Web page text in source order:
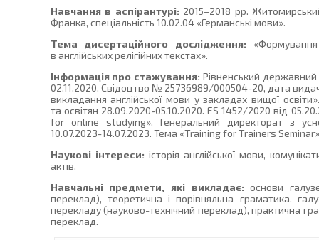
Навчання в аспірантурі: 2015–2018 рр.
Франка, спеціальність 10.02.04 «Германські мови».
Тема дисертаційного дослідження: «Формування
в англійських релігійних текстах».
Інформація про стажування: Рівненський державний
02.11.2020. Свідоцтво № 25736989/000504-20, дата
викладання англійської мови у закладах вищої
та освітян 28.09.2020-05.10.2020. ES 1452/2020 від
for online studying». Генеральний директорат з
10.07.2023-14.07.2023. Тема «Training for Trainers
Наукові інтереси: історія англійської мови,
актів.
Навчальні предмети, які викладає: основи
переклад), теоретична і порівняльна граматика,
перекладу (науково-технічний переклад), практична
переклад.